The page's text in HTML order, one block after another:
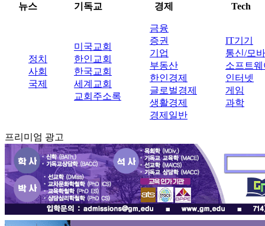
뉴스
기독교 경제 Tech
정치
사회
국제
미국교회
한인교회
한국교회
세계교회
교회주소록
금융
증권
기업
부동산
한인경제
글로벌경제
생활경제
경제일반
IT기기
통신/모
소프트웨
인터넷
게임
과학
프리미엄 광고